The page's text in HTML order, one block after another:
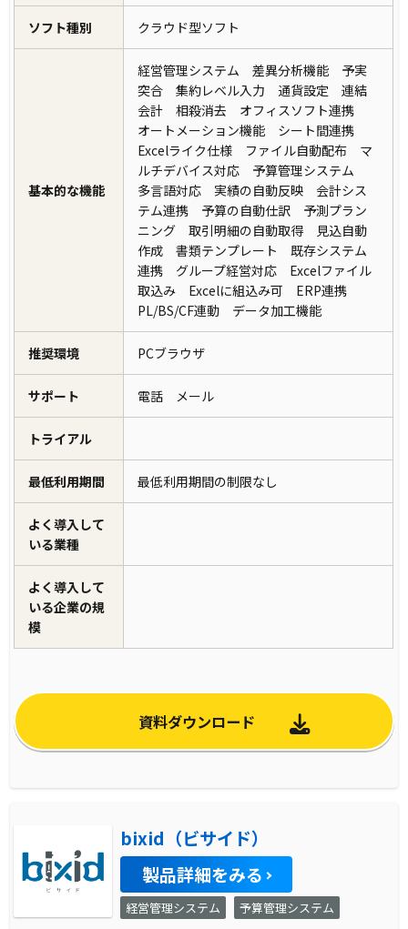
ソフト種別 クラウド型ソフト
基本的な機能
経営管理システム 差異分析機能 予実
突合 集約レベル入力 通貨設定 連結
会計 相殺消去 オフィスソフト連携
オートメーション機能 シート間連携
Excelライク仕様 ファイル自動配布 マ
ルチデバイス対応 予算管理システム
多言語対応 実績の自動反映 会計シス
テム連携 予算の自動仕訳 予測プラン
ニング 取引明細の自動取得 見込自動
作成 書類テンプレート 既存システム
連携 グループ経営対応 Excelファイル
取込み Excelに組込み可 ERP連携
PL/BS/CF連動 データ加工機能
推奨環境 PCブラウザ
サポート 電話 メール
トライアル
最低利用期間 最低利用期間の制限なし
よく導入して
いる業種
よく導入して
いる企業の規
模
資料ダウンロード
bixid（ビサイド）
製品詳細をみる
経営管理システム 予算管理システム